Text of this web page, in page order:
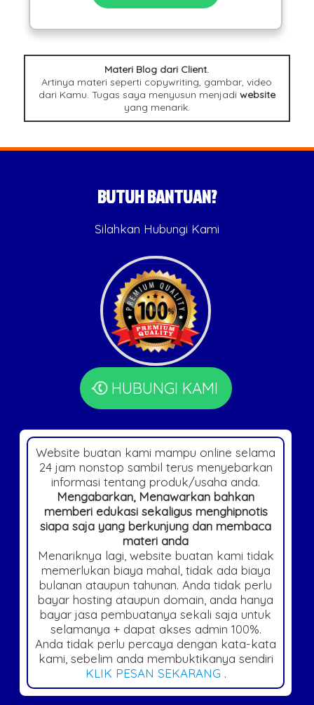
Materi Blog dari Client.
Artinya materi seperti copywriting, gambar, video
dari Kamu. Tugas saya menyusun menjadi website
yang menarik.
BUTUH BANTUAN?
Silahkan Hubungi Kami
HUBUNGI KAMI
Website buatan kami mampu online selama
24 jam nonstop sambil terus menyebarkan
informasi tentang produk/usaha anda.
Mengabarkan, Menawarkan bahkan
memberi edukasi sekaligus menghipnotis
siapa saja yang berkunjung dan membaca
materi anda
Menariknya lagi, website buatan kami tidak
memerlukan biaya mahal, tidak ada biaya
bulanan ataupun tahunan. Anda tidak perlu
bayar hosting ataupun domain, anda hanya
bayar jasa pembuatanya sekali saja untuk
selamanya + dapat akses admin 100%.
Anda tidak perlu percaya dengan kata-kata
kami, sebelim anda membuktikanya sendiri
KLIK PESAN SEKARANG .